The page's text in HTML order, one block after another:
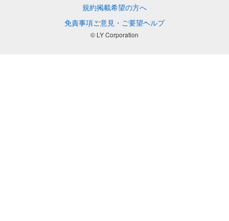
規約掲載希望の方へ
免責事項ご意見・ご要望ヘルプ
© LY Corporation